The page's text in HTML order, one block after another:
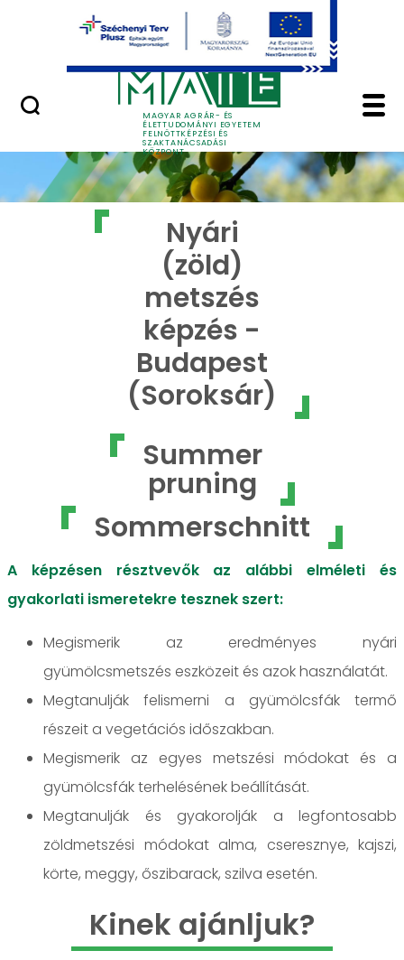
Ugrás a fő tartalomhoz
MAGYAR AGRÁR- ÉS
ÉLETTUDOMÁNYI EGYETEM
FELNŐTTKÉPZÉSI ÉS
SZAKTANÁCSADÁSI
KÖZPONT
Nyári (zöld) metszés
Nyári
(zöld)
metszés
képzés -
Budapest
(Soroksár)
Summer
pruning
Sommerschnitt
A képzésen résztvevők az alábbi elméleti és
gyakorlati ismeretekre tesznek szert:
Megismerik az eredményes nyári
gyümölcsmetszés eszközeit és azok használatát.
Megtanulják felismerni a gyümölcsfák termő
részeit a vegetációs időszakban.
Megismerik az egyes metszési módokat és a
gyümölcsfák terhelésének beállítását.
Megtanulják és gyakorolják a legfontosabb
zöldmetszési módokat alma, cseresznye, kajszi,
körte, meggy, őszibarack, szilva esetén.
Kinek ajánljuk?